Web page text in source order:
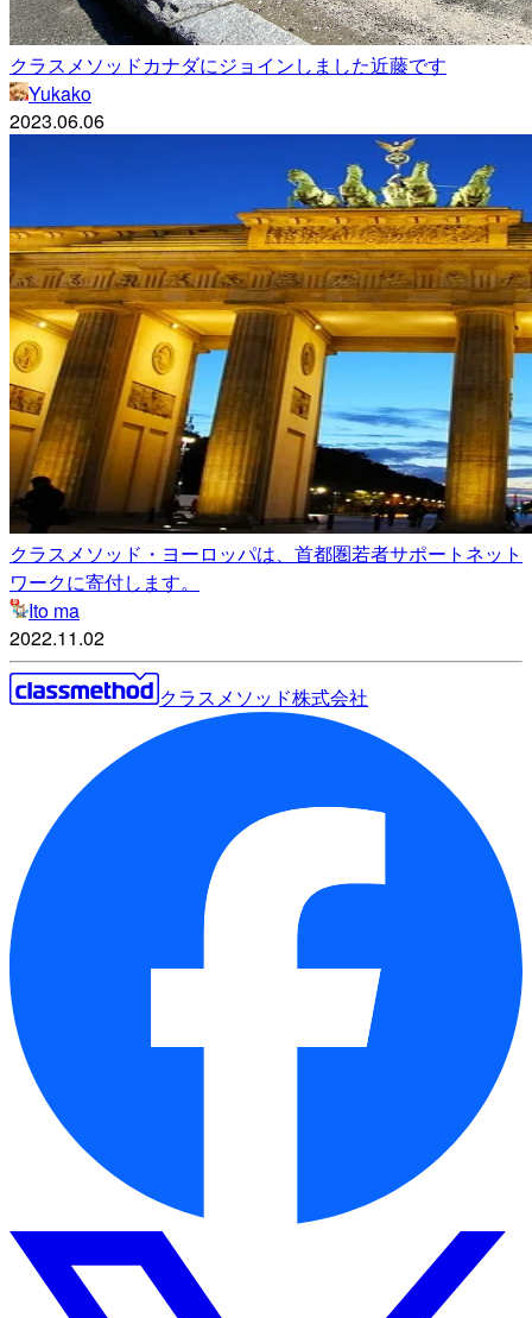
クラスメソッドカナダにジョインしました近藤です
Yukako
2023.06.06
クラスメソッド・ヨーロッパは、首都圏若者サポートネット
ワークに寄付します。
Ito ma
2022.11.02
クラスメソッド株式会社